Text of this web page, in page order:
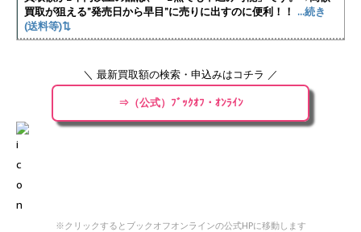
買取が狙える”発売日から早目”に売りに出すのに便利！！ ...続き
(送料等)⇅
＼ 最新買取額の検索・申込みはコチラ ／
⇒（公式）ﾌﾞｯｸｵﾌ・ｵﾝﾗｲﾝ
※クリックするとブックオフオンラインの公式HPに移動します